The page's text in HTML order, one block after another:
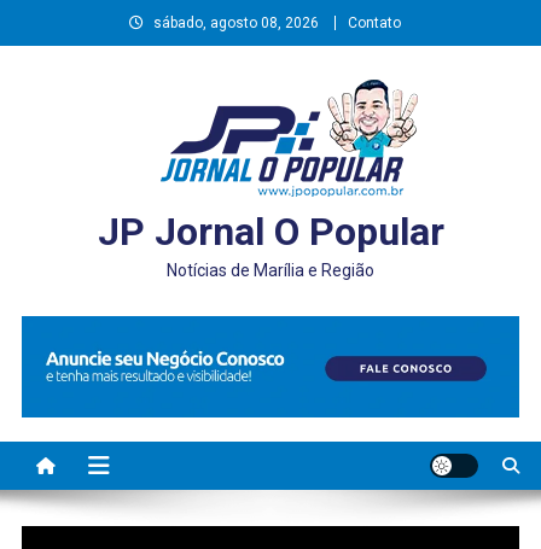
to
sábado, agosto 08, 2026 Contato
JP Jornal O Popular
Notícias de Marília e Região